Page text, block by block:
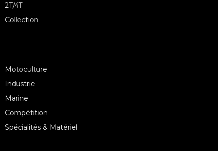
2T/4T
Collection
Motoculture
Industrie
Marine
Compétition
Spécialités & Matériel